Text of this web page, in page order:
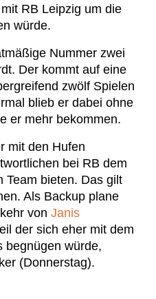
RB Leipzig um die
würde.
Nummer zwei
Der kommt auf eine
zwölf Spielen
blieb er dabei ohne
er mehr bekommen.
mit den Hufen
bei RB dem
Team bieten. Das gilt
Als Backup plane
von Janis
der sich eher mit dem
begnügen würde,
(Donnerstag).